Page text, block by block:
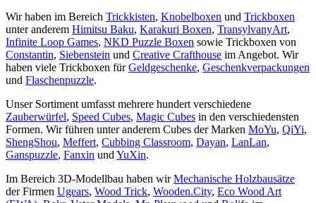
Wir haben im Bereich Trickkisten, Knobelboxen und Trickboxen
unter anderem Himitsu Baku, Karakuri Boxen, TransylvanyArt,
Infinite Loop Games, NKD Puzzle Boxen sowie Trickboxen von
Constantin, Siebenstein und Creative Crafthouse im Angebot. Wir
haben viele Trickboxen fürGeldgeschenke, Geschenkverpackungen
und Flaschenpuzzle.
Unser Sortiment umfasst mehrere hundert verschiedene
Zauberwürfel, Speed Cubes, Magic Cubes in den verschiedensten
Formen. Wir führen unter anderem Cubes der Marken MoYu, QiYi,
ShengShou, Meffert, Cubbing Classroom, Dayan, LanLan,
Ganspuzzle, Fanxin und YuXin.
Im Bereich 3D-Modellbau haben wirMechanische Holzbausätze
der Firmen Ugears, Wood Trick, Wooden.City, Eco Wood Art